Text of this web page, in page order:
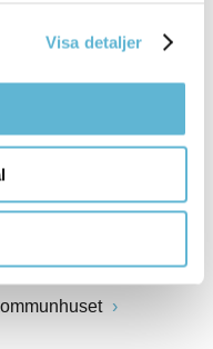
Visa detaljer